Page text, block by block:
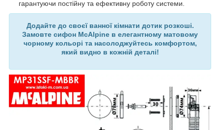
гарантуючи постійну та ефективну роботу системи.
Додайте до своєї ванної кімнати дотик розкоші.
Замовте сифон McAlpine в елегантному матовому
чорному кольорі та насолоджуйтесь комфортом,
який видно в кожній деталі!